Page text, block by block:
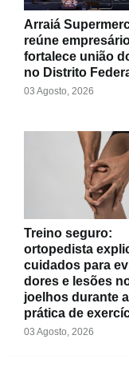
Arraiá
reúne
fortalece união
no Distrito
03 Agosto, 2026
Treino seguro:
ortopedista
cuidados para
dores e lesões
joelhos durante a
prática de
03 Agosto, 2026